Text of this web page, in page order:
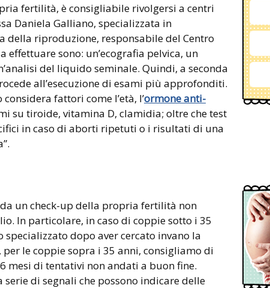
fertilità, è consigliabile rivolgersi a centri
Daniela Galliano, specializzata in
della riproduzione, responsabile del Centro
effettuare sono: un’ecografia pelvica, un
del liquido seminale. Quindi, a seconda
all’esecuzione di esami più approfonditi.
fattori come l’età, l’ormone anti-
su tiroide, vitamina D, clamidia; oltre che test
in caso di aborti ripetuti o i risultati di una
un check-up della propria fertilità non
In particolare, in caso di coppie sotto i 35
specializzato dopo aver cercato invano la
le coppie sopra i 35 anni, consigliamo di
mesi di tentativi non andati a buon fine.
di segnali che possono indicare delle